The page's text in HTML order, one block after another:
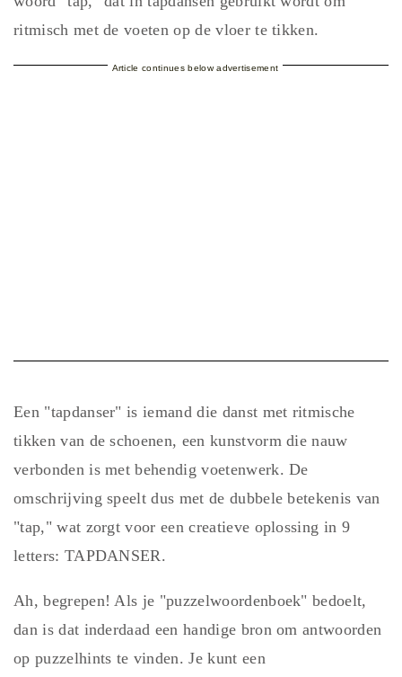
ritmisch met de voeten op de vloer te tikken.
Article continues below advertisement
Een "tapdanser" is iemand die danst met ritmische
tikken van de schoenen, een kunstvorm die nauw
verbonden is met behendig voetenwerk. De
omschrijving speelt dus met de dubbele betekenis van
"tap," wat zorgt voor een creatieve oplossing in 9
letters: TAPDANSER.
Ah, begrepen! Als je "puzzelwoordenboek" bedoelt,
dan is dat inderdaad een handige bron om antwoorden
op puzzelhints te vinden. Je kunt een